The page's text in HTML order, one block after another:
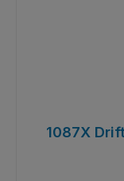
1087X